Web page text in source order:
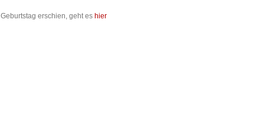
erschien, geht es hier